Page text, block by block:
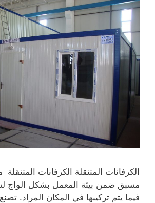
الكرفانات المتنقلة الكرفانات
مسبق ضمن بيئة المعمل بشكل الواج
فيما يتم تركيبها في المكان المراد.